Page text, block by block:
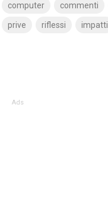
computer commenti
prive riflessi impatti
Ads